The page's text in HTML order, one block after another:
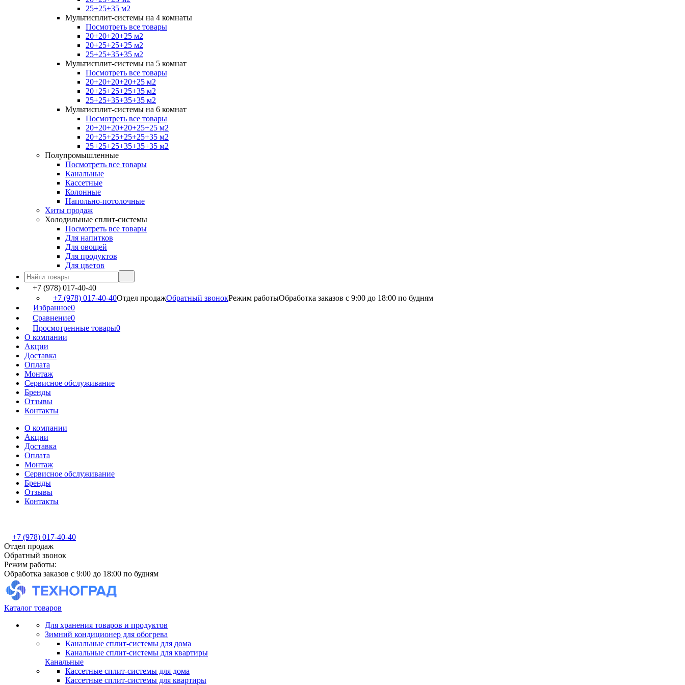
25+25+35 м2
Мультисплит-системы на 4 комнаты
Посмотреть все товары
20+20+20+25 м2
20+25+25+25 м2
25+25+35+35 м2
Мультисплит-системы на 5 комнат
Посмотреть все товары
20+20+20+20+25 м2
20+25+25+25+35 м2
25+25+35+35+35 м2
Мультисплит-системы на 6 комнат
Посмотреть все товары
20+20+20+20+25+25 м2
20+25+25+25+25+35 м2
25+25+25+35+35+35 м2
Полупромышленные
Посмотреть все товары
Канальные
Кассетные
Колонные
Напольно-потолочные
Хиты продаж
Холодильные сплит-системы
Посмотреть все товары
Для напитков
Для овощей
Для продуктов
Для цветов
+7 (978) 017-40-40
+7 (978) 017-40-40Отдел продажОбратный звонокРежим работыОбработка заказов с 9:00 до 18:00 по будням
Избранное0
Сравнение0
Просмотренные товары0
О компании
Акции
Доставка
Оплата
Монтаж
Сервисное обслуживание
Бренды
Отзывы
Контакты
О компании
Акции
Доставка
Оплата
Монтаж
Сервисное обслуживание
Бренды
Отзывы
Контакты
+7 (978) 017-40-40
Отдел продаж
Обратный звонок
Режим работы:
Обработка заказов с 9:00 до 18:00 по будням
Каталог товаров
Для хранения товаров и продуктов
Зимний кондиционер для обогрева
Канальные сплит-системы для дома
Канальные сплит-системы для квартиры
Канальные
Кассетные сплит-системы для дома
Кассетные сплит-системы для квартиры